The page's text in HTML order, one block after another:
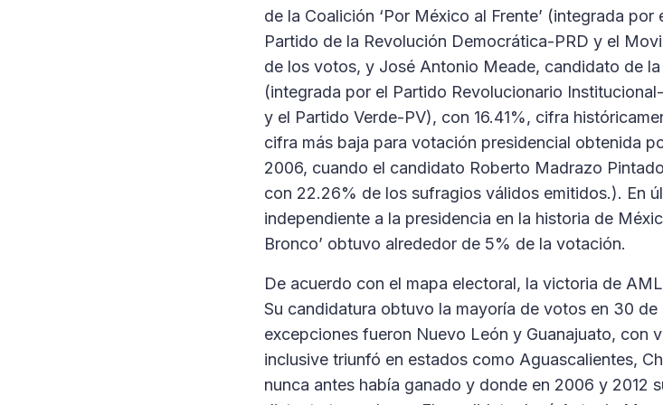
de la Coalición ‘Por México al Frente’ (integrada
Partido de la Revolución Democrática-PRD y el
de los votos, y José Antonio Meade, candidato de
(integrada por el Partido Revolucionario
y el Partido Verde-PV), con 16.41%, cifra
cifra más baja para votación presidencial obtenida
2006, cuando el candidato Roberto Madrazo
con 22.26% de los sufragios válidos emitidos.). En
independiente a la presidencia en la historia de
Bronco’ obtuvo alrededor de 5% de la votación.
De acuerdo con el mapa electoral, la victoria de
Su candidatura obtuvo la mayoría de votos en 30
excepciones fueron Nuevo León y Guanajuato, con
inclusive triunfó en estados como Aguascalientes,
nunca antes había ganado y donde en 2006 y 2012